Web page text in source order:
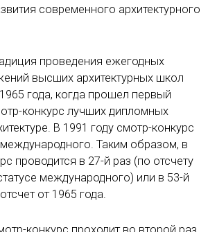
современного архитектурного
проведения ежегодных
высших архитектурных школ
года, когда прошел первый
конкурс лучших дипломных
В 1991 году смотр-конкурс
международного. Таким образом, в
проводится в 27-й раз (по отсчету
международного) или в 53-й
от 1965 года.